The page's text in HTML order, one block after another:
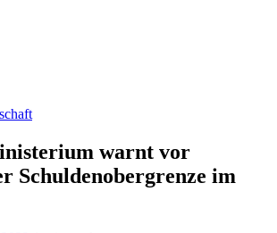
warnt vor
Schuldenobergrenze im